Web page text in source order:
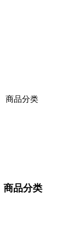
商品分类
商品分类